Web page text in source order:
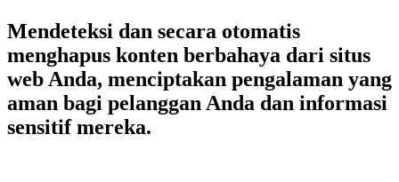
Mendeteksi dan secara otomatis
menghapus konten berbahaya dari situs
web Anda, menciptakan pengalaman yang
aman bagi pelanggan Anda dan informasi
sensitif mereka.